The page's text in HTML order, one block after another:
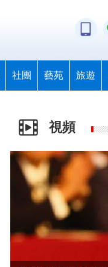
社團 藝苑 旅遊
視頻